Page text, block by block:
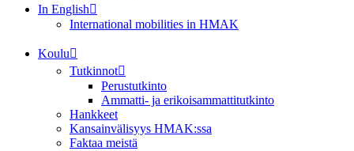
In English
International mobilities in HMAK
Koulu
Tutkinnot
Perustutkinto
Ammatti- ja erikoisammattitutkinto
Hankkeet
Kansainvälisyys HMAK:ssa
Faktaa meistä